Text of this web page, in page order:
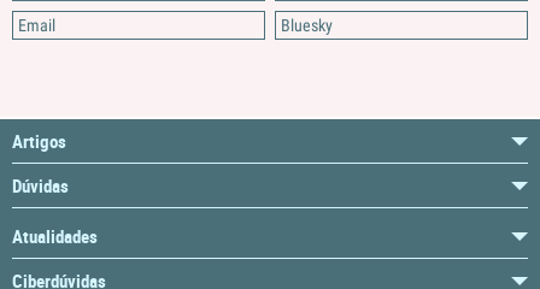
Email
Bluesky
Artigos
Dúvidas
Atualidades
Ciberdúvidas